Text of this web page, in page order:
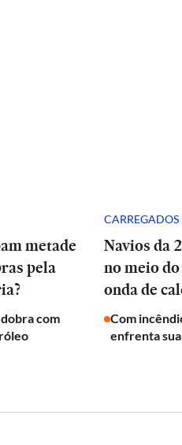
metade
pela
com
Navios da
no meio
onda de
Com
enfrenta